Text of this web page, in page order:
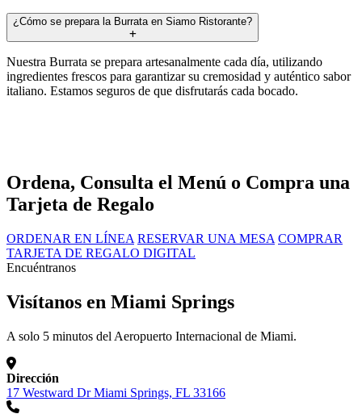
¿Cómo se prepara la Burrata en Siamo Ristorante?
Nuestra Burrata se prepara artesanalmente cada día, utilizando
ingredientes frescos para garantizar su cremosidad y auténtico sabor
italiano. Estamos seguros de que disfrutarás cada bocado.
Ordena, Consulta el Menú o Compra una
Tarjeta de Regalo
ORDENAR EN LÍNEA RESERVAR UNA MESA COMPRAR
TARJETA DE REGALO DIGITAL
Encuéntranos
Visítanos en Miami Springs
A solo 5 minutos del Aeropuerto Internacional de Miami.
Dirección
17 Westward Dr Miami Springs, FL 33166